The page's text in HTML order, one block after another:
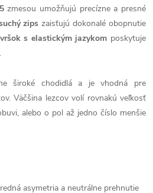
zmesou umožňujú precízne a presné
zips zaisťujú dokonalé obopnutie
s elastickým jazykom poskytuje
široké chodidlá a je vhodná pre
Väčšina lezcov volí rovnakú veľkosť
alebo o pol až jedno číslo menšie
asymetria a neutrálne prehnutie